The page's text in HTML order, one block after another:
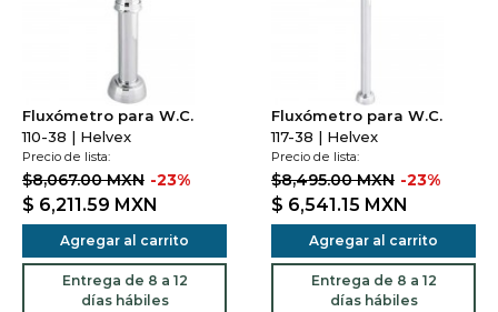
Fluxómetro para W.C.
110-38 | Helvex
Precio de lista:
$8,067.00 MXN -23%
$ 6,211.59 MXN
Agregar al carrito
Entrega de 8 a 12
días hábiles
Fluxómetro para W.C.
117-38 | Helvex
Precio de lista:
$8,495.00 MXN -23%
$ 6,541.15 MXN
Agregar al carrito
Entrega de 8 a 12
días hábiles